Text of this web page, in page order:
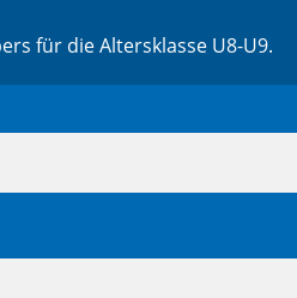
für die Altersklasse U8-U9.